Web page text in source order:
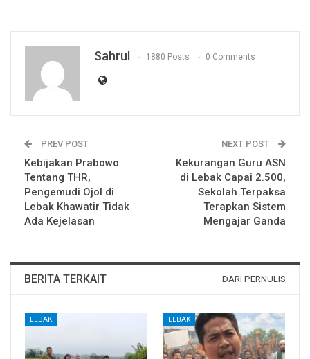
Sahrul 1880 Posts 0 Comments
PREV POST
Kebijakan Prabowo
Tentang THR,
Pengemudi Ojol di
Lebak Khawatir Tidak
Ada Kejelasan
NEXT POST
Kekurangan Guru ASN
di Lebak Capai 2.500,
Sekolah Terpaksa
Terapkan Sistem
Mengajar Ganda
BERITA TERKAIT DARI PERNULIS
LEBAK LEBAK